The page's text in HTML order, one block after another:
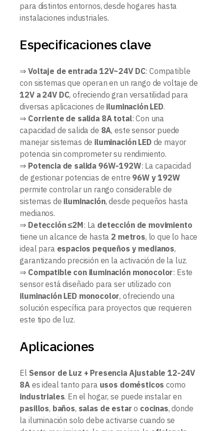
para distintos entornos, desde hogares hasta
instalaciones industriales.
Especificaciones clave
⇒ Voltaje de entrada 12V~24V DC: Compatible
con sistemas que operan en un rango de voltaje de
12V a 24V DC, ofreciendo gran versatilidad para
diversas aplicaciones de iluminación LED.
⇒ Corriente de salida 8A total: Con una
capacidad de salida de 8A, este sensor puede
manejar sistemas de iluminación LED de mayor
potencia sin comprometer su rendimiento.
⇒ Potencia de salida 96W-192W: La capacidad
de gestionar potencias de entre 96W y 192W
permite controlar un rango considerable de
sistemas de iluminación, desde pequeños hasta
medianos.
⇒ Detección ≤2M: La detección de movimiento
tiene un alcance de hasta 2 metros, lo que lo hace
ideal para espacios pequeños y medianos,
garantizando precisión en la activación de la luz.
⇒ Compatible con iluminación monocolor: Este
sensor está diseñado para ser utilizado con
iluminación LED monocolor, ofreciendo una
solución específica para proyectos que requieren
este tipo de luz.
Aplicaciones
El Sensor de Luz + Presencia Ajustable 12-24V
8A es ideal tanto para usos domésticos como
industriales. En el hogar, se puede instalar en
pasillos, baños, salas de estar o cocinas, donde
la iluminación solo debe activarse cuando se